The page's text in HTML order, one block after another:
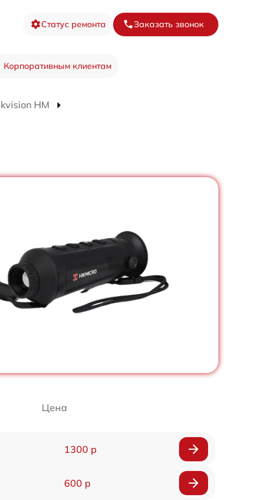
Статус ремонта Заказать звонок
Корпоративным клиентам
HM
Цена
1300 р
600 р